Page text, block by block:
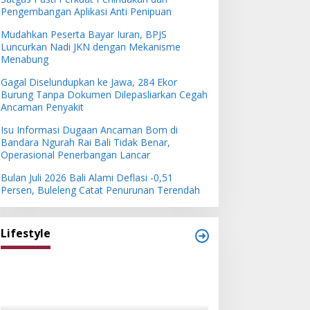
Pengembangan Aplikasi Anti Penipuan
Mudahkan Peserta Bayar Iuran, BPJS
Luncurkan Nadi JKN dengan Mekanisme
Menabung
Gagal Diselundupkan ke Jawa, 284 Ekor
Burung Tanpa Dokumen Dilepasliarkan Cegah
Ancaman Penyakit
Isu Informasi Dugaan Ancaman Bom di
Bandara Ngurah Rai Bali Tidak Benar,
Operasional Penerbangan Lancar
Bulan Juli 2026 Bali Alami Deflasi -0,51
Persen, Buleleng Catat Penurunan Terendah
Lifestyle